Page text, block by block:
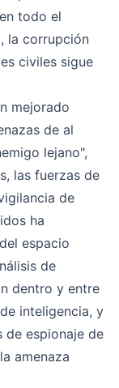
todo el
la corrupción
civiles sigue
mejorado
de al
lejano",
las fuerzas de
de
ha
espacio
de
dentro y entre
inteligencia, y
de espionaje de
amenaza